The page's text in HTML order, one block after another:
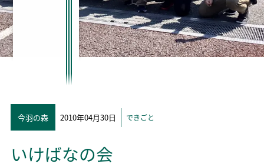
今羽の森 2010年04月30日 できごと
いけばなの会